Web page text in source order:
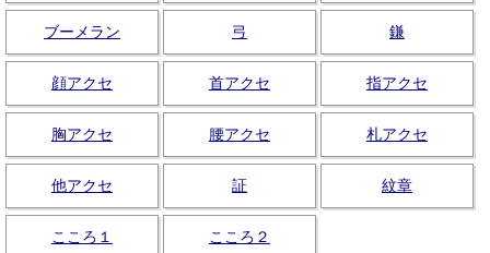
ブーメラン 弓 鎌
顔アクセ 首アクセ 指アクセ
胸アクセ 腰アクセ 札アクセ
他アクセ 証 紋章
こころ１ こころ２